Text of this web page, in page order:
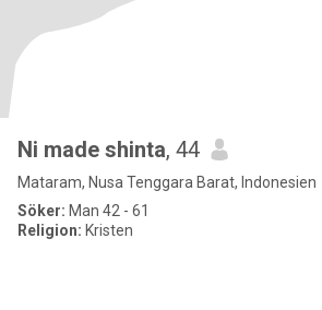
Ni made shinta, 44
Mataram, Nusa Tenggara Barat, Indonesien
Söker: Man 42 - 61
Religion: Kristen